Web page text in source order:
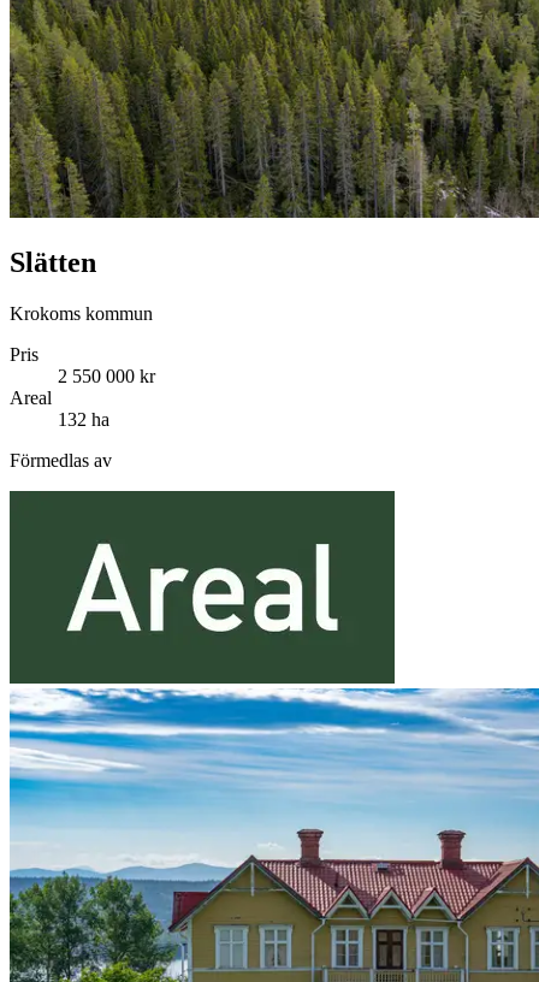
Slätten
Krokoms kommun
Pris
2 550 000 kr
Areal
132 ha
Förmedlas av